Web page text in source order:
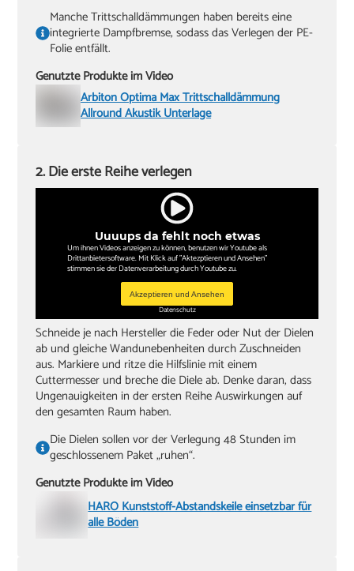
Manche Trittschalldämmungen haben bereits eine
integrierte Dampfbremse, sodass das Verlegen der PE-
Folie entfällt.
Genutzte Produkte im Video
Arbiton Optima Max Trittschalldämmung
Allround Akustik Unterlage
Uuuups da fehlt noch etwas
Um ihnen Videos anzeigen zu können, benutzen wir Youtube als
Drittanbietersoftware. Mit Klick auf "Aktezptieren und Ansehen"
stimmen sie der Datenverarbeitung durch Youtube zu.
Akzeptieren und Ansehen
Datenschutz
2. Die erste Reihe verlegen
Schneide je nach Hersteller die Feder oder Nut der Dielen
ab und gleiche Wandunebenheiten durch Zuschneiden
aus. Markiere und ritze die Hilfslinie mit einem
Cuttermesser und breche die Diele ab. Denke daran, dass
Ungenauigkeiten in der ersten Reihe Auswirkungen auf
den gesamten Raum haben.
Die Dielen sollen vor der Verlegung 48 Stunden im
geschlossenem Paket „ruhen“.
Genutzte Produkte im Video
HARO Kunststoff-Abstandskeile einsetzbar für
alle Böden